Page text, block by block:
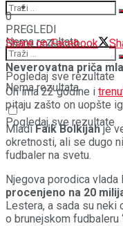
Nema rezultata
Pogledaj sve rezultate
SPORT
Nema rezultata
Pogledaj sve rezultate
0
PREGLEDI
Share on Facebook
Neverovatna priča
On ima 22 godine i
pitaju zašto on uopšte
MladiFaik Bolkijahje
okretnosti, ali se dugo
fudbaler na svetu.
Njegova porodica vlada
procenjeno na 20
Lestera, a sada su neki
o brunejskom fudbaleru